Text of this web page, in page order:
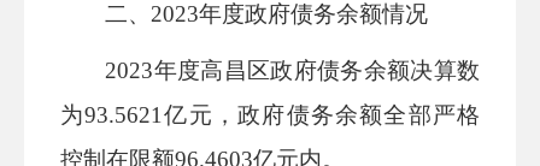
二、 2023年度政府债务余额情况
2023年度高昌区政府债务余额决算数
为93.5621 亿元，政府债务余额全部严格
控制在限额96.4603亿元内。